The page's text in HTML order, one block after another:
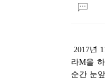
댓
글
2017년
라M을
순간 눈